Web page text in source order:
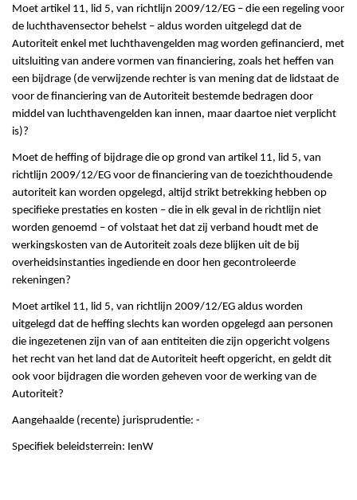
Moet artikel 11, lid 5, van richtlijn 2009/12/EG – die een regeling voor
de luchthavensector behelst – aldus worden uitgelegd dat de
Autoriteit enkel met luchthavengelden mag worden gefinancierd, met
uitsluiting van andere vormen van financiering, zoals het heffen van
een bijdrage (de verwijzende rechter is van mening dat de lidstaat de
voor de financiering van de Autoriteit bestemde bedragen door
middel van luchthavengelden kan innen, maar daartoe niet verplicht
is)?
Moet de heffing of bijdrage die op grond van artikel 11, lid 5, van
richtlijn 2009/12/EG voor de financiering van de toezichthoudende
autoriteit kan worden opgelegd, altijd strikt betrekking hebben op
specifieke prestaties en kosten – die in elk geval in de richtlijn niet
worden genoemd – of volstaat het dat zij verband houdt met de
werkingskosten van de Autoriteit zoals deze blijken uit de bij
overheidsinstanties ingediende en door hen gecontroleerde
rekeningen?
Moet artikel 11, lid 5, van richtlijn 2009/12/EG aldus worden
uitgelegd dat de heffing slechts kan worden opgelegd aan personen
die ingezetenen zijn van of aan entiteiten die zijn opgericht volgens
het recht van het land dat de Autoriteit heeft opgericht, en geldt dit
ook voor bijdragen die worden geheven voor de werking van de
Autoriteit?
Aangehaalde (recente) jurisprudentie: -
Specifiek beleidsterrein: IenW